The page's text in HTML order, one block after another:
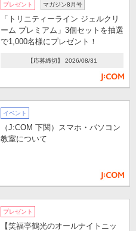
プレゼント マガジン8月号
「トリニティーライン ジェルクリ
ーム プレミアム」3個セットを抽選
で1,000名様にプレゼント！
【応募締切】 2026/08/31
イベント
（J:COM 下関）スマホ・パソコン
教室について
プレゼント
【笑福亭鶴光のオールナイトニッ